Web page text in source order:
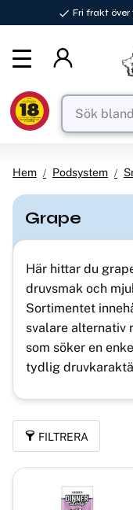
Fri frakt över
Hem Podsystem
Grape
Här hittar du
druvsmak och
Sortimentet
svalare alternativ
som söker en
tydlig
FILTRERA